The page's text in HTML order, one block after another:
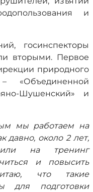
и
госинспекторы
вторыми. Первое
природного
«Объединенной
Шушенский» и
мы работаем на
давно, около 2 лет,
на тренинг
и повысить
что такие
для подготовки